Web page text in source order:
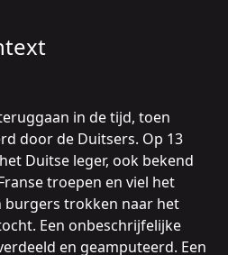
in de tijd, toen
door de Duitsers. Op 13
Duitse leger, ook bekend
troepen en viel het
burgers trokken naar het
Een onbeschrijfelijke
en geamputeerd. Een